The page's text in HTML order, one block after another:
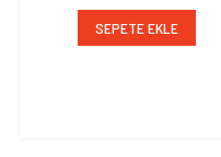
SEPETE EKLE